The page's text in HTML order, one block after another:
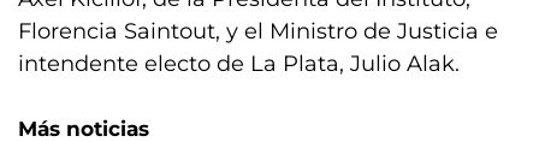
Florencia Saintout, y el Ministro de Justicia e
intendente electo de La Plata, Julio Alak.
Más noticias